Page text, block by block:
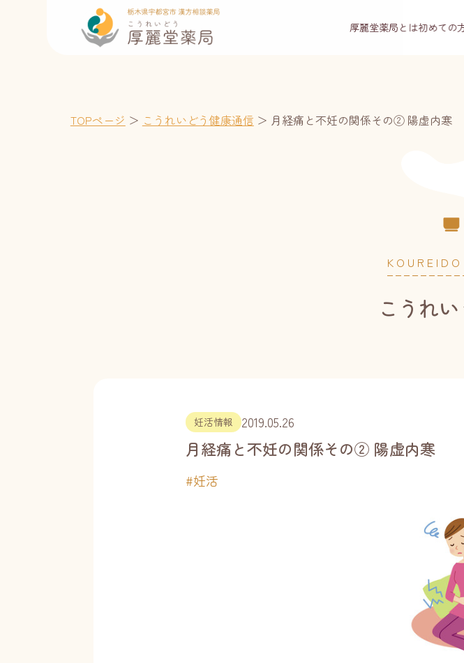
厚麗堂薬局とは初めての
TOPページ ＞ こうれいどう健康通信 ＞ 月経痛と不妊の関係その② 陽虚内寒
こうれ
妊活情報 2019.05.26
月経痛と不妊の関係その② 陽虚内寒
#妊活